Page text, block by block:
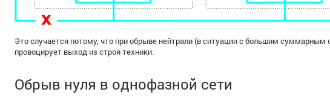
Это случается потому, что при обрыве нейтрали (в ситуации с большим
провоцирует выход из строя техники.
Обрыв нуля в однофазной сети